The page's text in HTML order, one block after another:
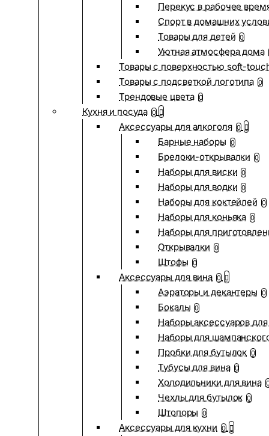
Перекус в рабочее
Спорт в домашних
Товары для детей 0
Уютная атмосфера дома
Товары с поверхностью soft-
Товары с подсветкой логотипа 0
Трендовые цвета 0
Кухня и посуда 0
Аксессуары для алкоголя 0
Барные наборы 0
Брелоки-открывалки 0
Наборы для виски 0
Наборы для водки 0
Наборы для коктейлей 0
Наборы для коньяка 0
Наборы для
Открывалки 0
Штофы 0
Аксессуары для вина 0
Аэраторы и декантеры 0
Бокалы 0
Наборы аксессуаров
Наборы для
Пробки для бутылок 0
Тубусы для вина 0
Холодильники для вина
Чехлы для бутылок 0
Штопоры 0
Аксессуары для кухни 0